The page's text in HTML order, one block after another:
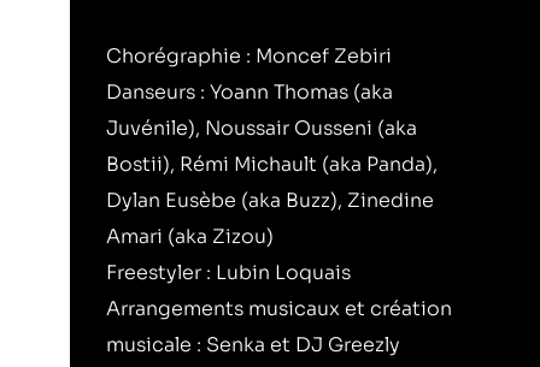
Chorégraphie : Moncef Zebiri
Danseurs : Yoann Thomas (aka
Juvénile), Noussair Ousseni (aka
Bostii), Rémi Michault (aka Panda),
Dylan Eusèbe (aka Buzz), Zinedine
Amari (aka Zizou)
Freestyler : Lubin Loquais
Arrangements musicaux et création
musicale : Senka et DJ Greezly